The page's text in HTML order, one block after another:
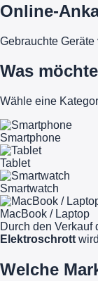
Online-
Gebrauchte
Was
Wähle eine
Smartphone
Tablet
Smartwatch
MacBook / Laptop
Durch den Verkauf
Elektroschrott
Welche